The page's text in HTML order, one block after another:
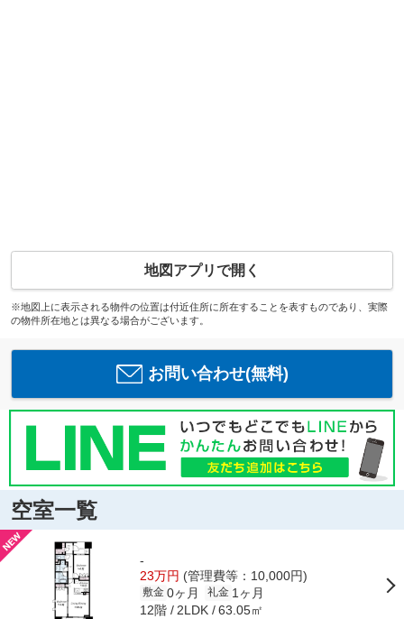
地図アプリで開く
※地図上に表示される物件の位置は付近住所に所在することを表すものであり、実際
の物件所在地とは異なる場合がございます。
お問い合わせ(無料)
空室一覧
-
23万円 (管理費等：10,000円)
敷金 0ヶ月 礼金 1ヶ月
12階 2LDK 63.05㎡